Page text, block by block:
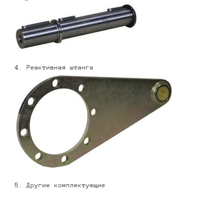
4. Реактивная штанга
5. Другие комплектующие